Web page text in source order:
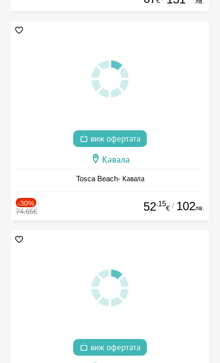
виж офертата
Кавала
Tosca Beach- Кавала
-30%
74.65€ 52.15
€ / 102лв.
виж офертата